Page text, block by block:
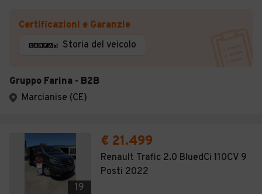
Certificazioni e Garanzie
Storia del veicolo
Gruppo Farina - B2B
Marcianise (CE)
19
€ 21.499
Renault Trafic 2.0 BluedCi 110CV 9
Posti 2022